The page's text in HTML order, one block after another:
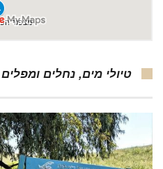
טיולי מים, נחלים ומפלים